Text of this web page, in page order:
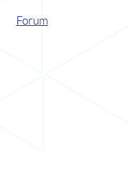
Forum